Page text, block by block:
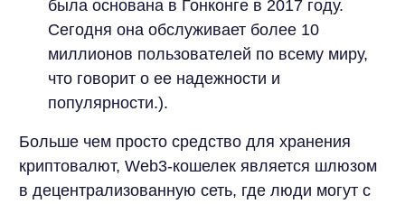
была основана в Гонконге в 2017 году.
Сегодня она обслуживает более 10
миллионов пользователей по всему миру,
что говорит о ее надежности и
популярности.).
Больше чем просто средство для хранения
криптовалют, Web3-кошелек является шлюзом
в децентрализованную сеть, где люди могут с